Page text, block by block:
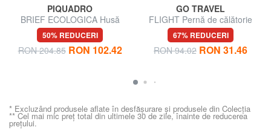
PIQUADRO
BRIEF ECOLOGICA Husă
pentru stilou
50% REDUCERI
RON 204.85 RON 102.42
GO TRAVEL
FLIGHT Pernă de călătorie
67% REDUCERI
RON 94.02 RON 31.46
* Excluzând produsele aflate în desfășurare și produsele din Colecția
** Cel mai mic preț total din ultimele 30 de zile, înainte de reducerea
prețului.